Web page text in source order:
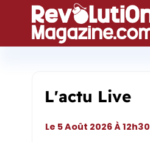
contenu
L'actu Live
Le 5 Août 2026 À 12h30